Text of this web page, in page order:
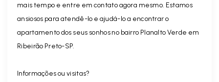
mais tempo e entre em contato agora mesmo. Estamos
ansiosos para atendê-lo e ajudá-lo a encontrar o
apartamento dos seus sonhos no bairro Planalto Verde em
Ribeirão Preto-SP.
Informações ou visitas?